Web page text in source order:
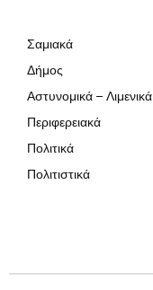
Σαμιακά
Δήμος
Αστυνομικά – Λιμενικά
Περιφερειακά
Πολιτικά
Πολιτιστικά